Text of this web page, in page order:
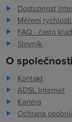
Dostupnost
Měření
FAQ - často
Slovník
O společnosti
Kontakt
ADSL Internet
Kariéra
Ochrana